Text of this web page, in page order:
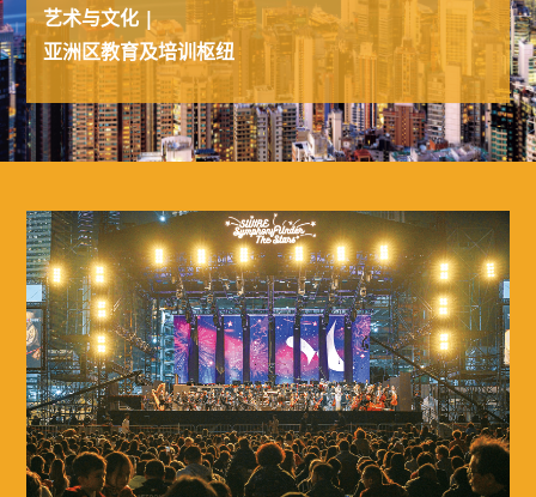
艺术与文化 |
亚洲区教育及培训枢纽